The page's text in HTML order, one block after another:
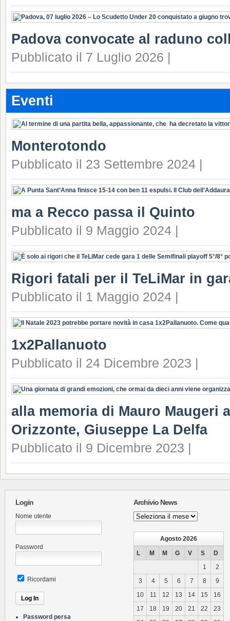
Padova convocate al raduno
Pubblicato il 7 Luglio 2026 |
Eventi
Monterotondo
Pubblicato il 23 Settembre 2024 |
ma a Recco passa il Quinto
Pubblicato il 9 Maggio 2024 |
Rigori fatali per il TeLiMar in
Pubblicato il 1 Maggio 2024 |
1x2Pallanuoto
Pubblicato il 24 Dicembre 2023 |
alla memoria di Mauro Maugeri
Orizzonte, Giuseppe La Delfa
Pubblicato il 9 Dicembre 2023 |
Login
Nome utente
Password
Ricordami
Password persa
Archivio News
Archivio
News
Agosto 2026
L
M M G V S
D
1
2
3
4 5 6 7 8
9
10
11 12 13 14 15
16
17
18 19 20 21 22
23